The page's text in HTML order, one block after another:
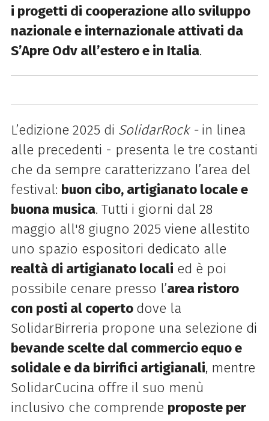
i progetti di cooperazione allo sviluppo
nazionale e internazionale attivati da
S’Apre Odv all’estero e in Italia.
L’edizione 2025 di SolidarRock - in linea
alle precedenti - presenta le tre costanti
che da sempre caratterizzano l’area del
festival: buon cibo, artigianato locale e
buona musica. Tutti i giorni dal 28
maggio all'8 giugno 2025 viene allestito
uno spazio espositori dedicato alle
realtà di artigianato locali ed è poi
possibile cenare presso l’area ristoro
con posti al coperto dove la
SolidarBirreria propone una selezione di
bevande scelte dal commercio equo e
solidale e da birrifici artigianali, mentre
SolidarCucina offre il suo menù
inclusivo che comprende proposte per